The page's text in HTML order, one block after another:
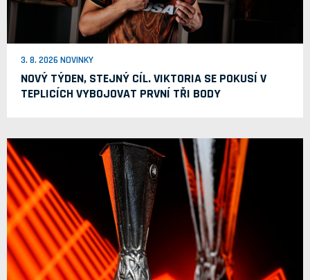
3. 8. 2026 NOVINKY
NOVÝ TÝDEN, STEJNÝ CÍL. VIKTORIA SE POKUSÍ V
TEPLICÍCH VYBOJOVAT PRVNÍ TŘI BODY